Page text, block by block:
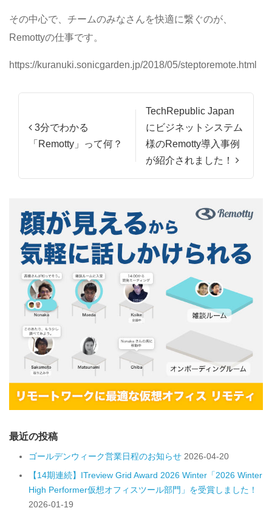
その中心で、チームのみなさんを快適に繋ぐのが、
Remottyの仕事です。
https://kuranuki.sonicgarden.jp/2018/05/steptoremote.html
投稿ナビゲーション
3分でわかる
「Remotty」って何？
TechRepublic Japan
にビジネットシステム
様のRemotty導入事例
が紹介されました！
最近の投稿
ゴールデンウィーク営業日程のお知らせ 2026-04-20
【14期連続】ITreview Grid Award 2026 Winter「2026 Winter
High Performer仮想オフィスツール部門」を受賞しました！
2026-01-19